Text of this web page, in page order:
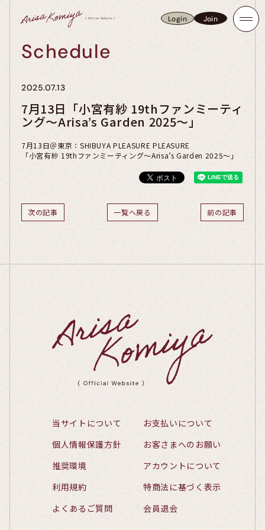
Login
Join
Schedule
2025.07.13
7月13日「小宮有紗 19thファンミーティ
ング～Arisa’s Garden 2025～」
7月13日＠東京：SHIBUYA PLEASURE PLEASURE
「小宮有紗 19thファンミーティング～Arisa’s Garden 2025～」
次の記事 一覧へ戻る 前の記事
当サイトについて
お支払いについて
個人情報保護方針
お客さまへのお願い
推奨環境
アカウントについて
利用規約
特商法に基づく表示
よくあるご質問
会員退会